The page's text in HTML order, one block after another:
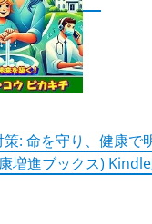
: 命を守り、健康で
増進ブックス)